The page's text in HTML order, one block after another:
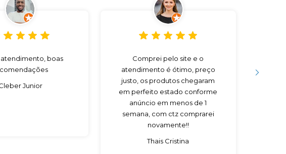
boas
Junior
Comprei pelo site e o
atendimento é ótimo, preço
justo, os produtos chegaram
em perfeito estado conforme
anúncio em menos de 1
semana, com ctz comprarei
novamente!!
Thais Cristina